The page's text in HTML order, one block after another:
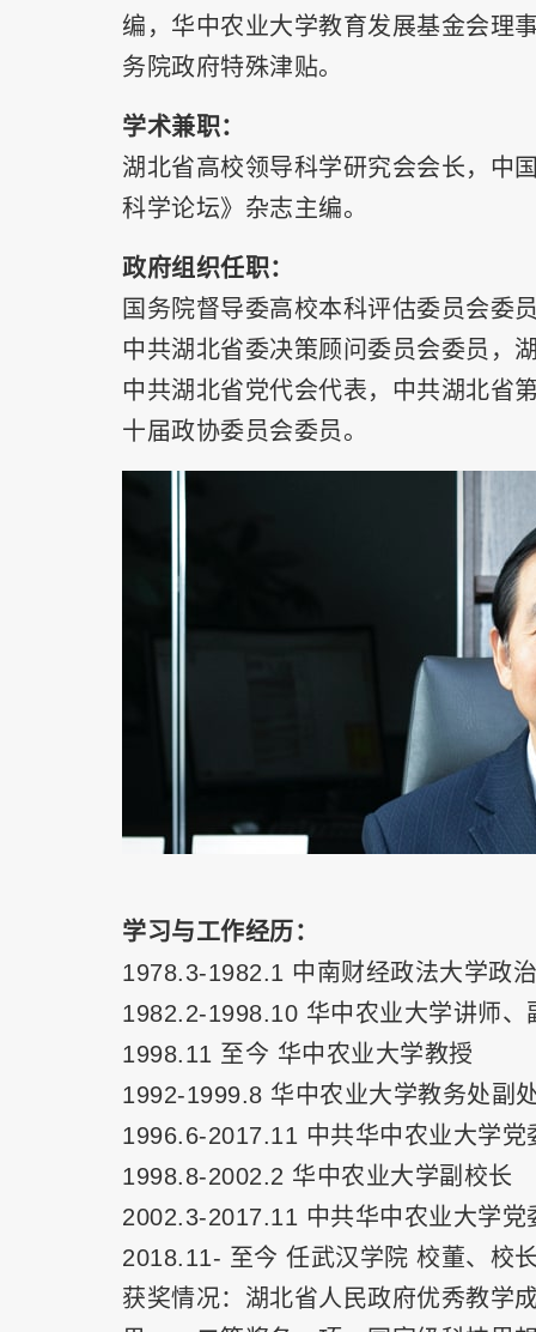
编，华中农业大学教育发展基金会理
务院政府特殊津贴。
学术兼职：
湖北省高校领导科学研究会会长，中
科学论坛》杂志主编。
政府组织任职：
国务院督导委高校本科评估委员会委
中共湖北省委决策顾问委员会委员，
中共湖北省党代会代表，中共湖北省
十届政协委员会委员。
学习与工作经历：
1978.3-1982.1 中南财经政法大学政
1982.2-1998.10 华中农业大学讲师、
1998.11 至今 华中农业大学教授
1992-1999.8 华中农业大学教务处副
1996.6-2017.11 中共华中农业大学党
1998.8-2002.2 华中农业大学副校长
2002.3-2017.11 中共华中农业大学党
2018.11- 至今 任武汉学院 校董、校
获奖情况：湖北省人民政府优秀教学